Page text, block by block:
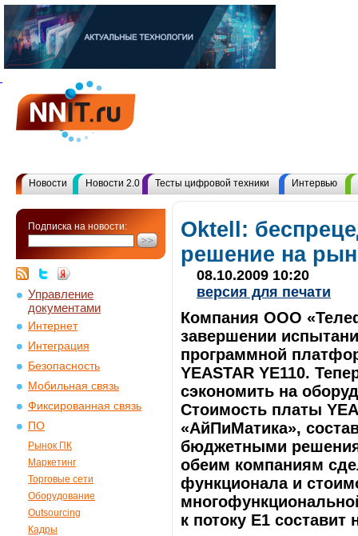
Новости Новости 2.0 Тесты цифровой техники Интервью
Подписка на новости:
Управление
документами
Интернет
Интеграция
Безопасность
Мобильная связь
Фиксированная связь
ПО
Рынок ПК
Маркетинг
Торговые сети
Оборудование
Outsourcing
Кадры
Oktell:
решение на
08.10.2009 10:20
версия для печати
Компания ООО
завершении
программной
YEASTAR YE110.
сэкономить на
Стоимость платы
«АйПиМатика»,
бюджетными
обеим компаниям
функционала и
к потоку Е1 составит